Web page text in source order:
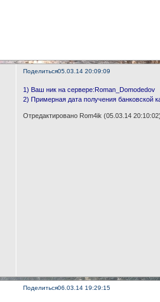
Поделиться05.03.14 20:09:09
1) Ваш ник на сервере:Roman_Domodedov
2) Примерная дата получения банковской
Отредактировано Rom4ik (05.03.14
Поделиться06.03.14 19:29:15